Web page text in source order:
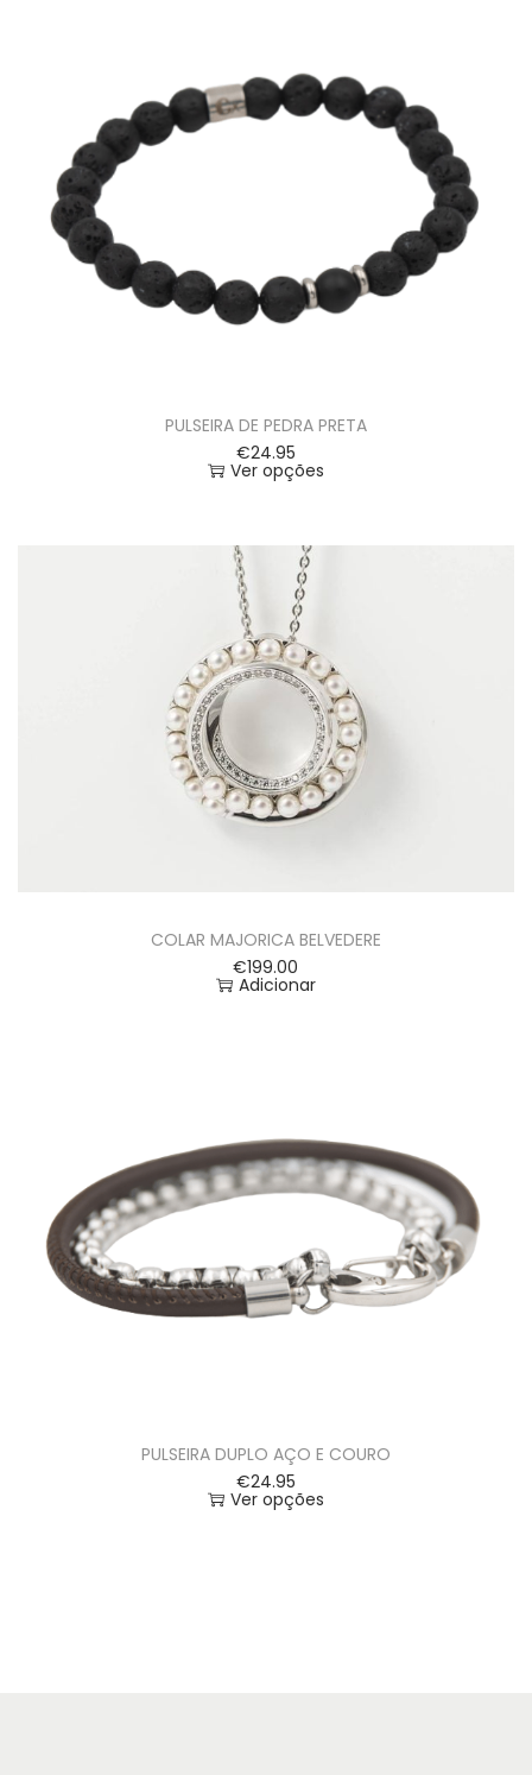
PULSEIRA DE PEDRA PRETA
€24.95
Ver opções
COLAR MAJORICA BELVEDERE
€199.00
Adicionar
PULSEIRA DUPLO AÇO E COURO
€24.95
Ver opções